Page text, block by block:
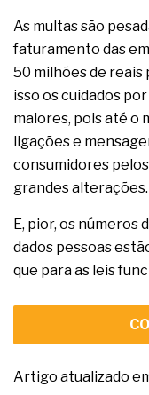
As multas são
faturamento das
50 milhões de reais
isso os cuidados
maiores, pois até o
ligações e
consumidores
grandes alterações.
E, pior, os números
dados pessoas
que para as leis
Artigo atualizado